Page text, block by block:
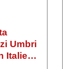
samt
und
Umbri
Italien